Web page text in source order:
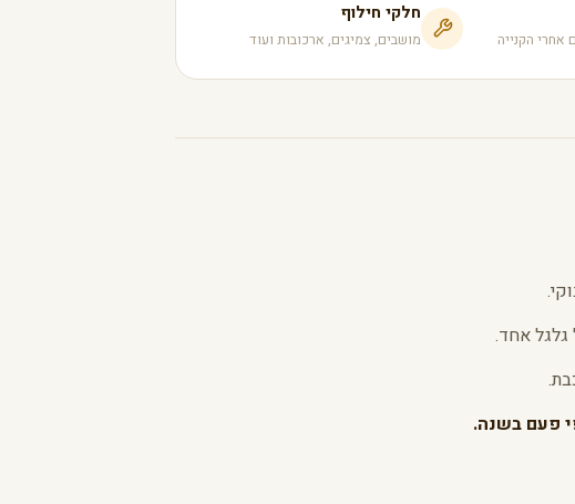
הקנייה
חלקי חילוף
מושבים, צמיגים, ארכובות ועוד
פעם בשנה.